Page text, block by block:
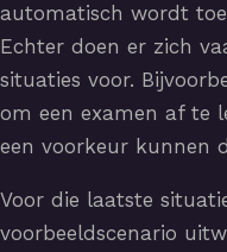
automatisch wordt
Echter doen er zich
situaties voor.
om een examen af te
een voorkeur kunnen
Voor die laatste
voorbeeldscenario